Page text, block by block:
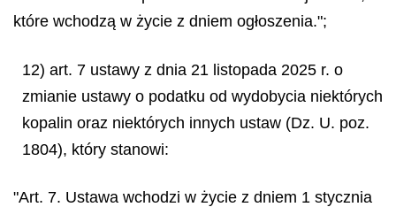
które wchodzą w życie z dniem ogłoszenia.";
12) art. 7 ustawy z dnia 21 listopada 2025 r. o
zmianie ustawy o podatku od wydobycia niektórych
kopalin oraz niektórych innych ustaw (Dz. U. poz.
1804), który stanowi:
"Art. 7. Ustawa wchodzi w życie z dniem 1 stycznia